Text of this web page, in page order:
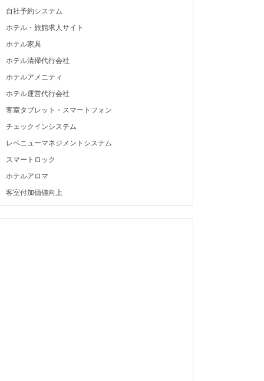
自社予約システム
ホテル・旅館求人サイト
ホテル家具
ホテル清掃代行会社
ホテルアメニティ
ホテル運営代行会社
客室タブレット・スマートフォン
チェックインシステム
レベニューマネジメントシステム
スマートロック
ホテルアロマ
客室付加価値向上